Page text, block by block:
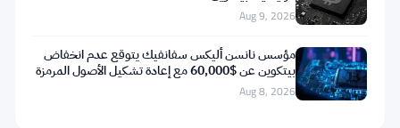
وممل
تقريبًا
يخفي
الكثير
Aug 9, 2026
مؤسس نانسن أليكس سفانفيك يتوقع عدم انخفاض
بيتكوين عن $60,000 مع إعادة تشكيل الأصول المرمزة
للبلوكتشين
Aug 8, 2026